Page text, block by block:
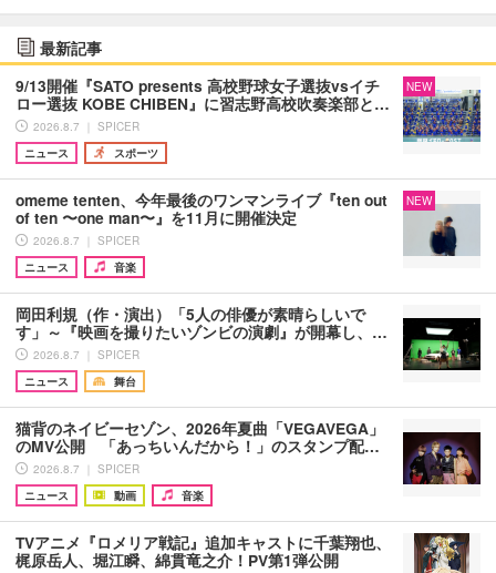
最新記事
9/13開催『SATO presents 高校野球女子選抜vsイチ
ロー選抜 KOBE CHIBEN』に習志野高校吹奏楽部と…
2026.8.7 ｜ SPICER
ニュース
スポーツ
NEW
omeme tenten、今年最後のワンマンライブ『ten out
of ten 〜one man〜』を11月に開催決定
2026.8.7 ｜ SPICER
ニュース
音楽
NEW
岡田利規（作・演出）「5人の俳優が素晴らしいで
す」～『映画を撮りたいゾンビの演劇』が開幕し、…
2026.8.7 ｜ SPICER
ニュース
舞台
猫背のネイビーセゾン、2026年夏曲「VEGAVEGA」
のMV公開 「あっちいんだから！」のスタンプ配…
2026.8.7 ｜ SPICER
ニュース
動画 音楽
TVアニメ『ロメリア戦記』追加キャストに千葉翔也、
梶原岳人、堀江瞬、綿貫竜之介！PV第1弾公開